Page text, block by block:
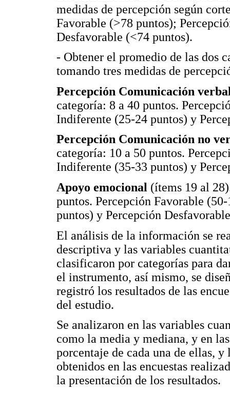
medidas de percepción según
Favorable (>78 puntos);
Desfavorable (<74 puntos).
- Obtener el promedio de las dos
tomando tres medidas de
Percepción Comunicación
categoría: 8 a 40 puntos.
Indiferente (25-24 puntos) y
Percepción Comunicación no
categoría: 10 a 50 puntos.
Indiferente (35-33 puntos) y
Apoyo emocional (ítems 19 al
puntos. Percepción Favorable
puntos) y Percepción
El análisis de la información se
descriptiva y las variables
clasificaron por categorías para
el instrumento, así mismo, se
registró los resultados de las
del estudio.
Se analizaron en las variables
como la media y mediana, y en
porcentaje de cada una de ellas,
obtenidos en las encuestas
la presentación de los resultados.